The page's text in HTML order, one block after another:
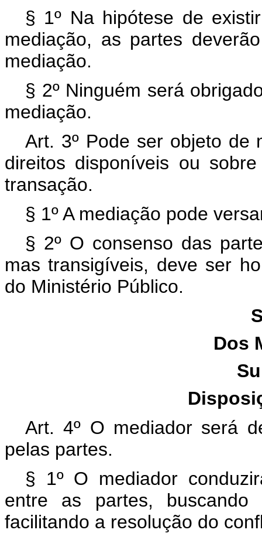
§ 1º Na hipótese de
mediação, as partes
mediação.
§ 2º Ninguém será
mediação.
Art. 3º Pode ser objeto de
direitos disponíveis ou
transação.
§ 1º A mediação pode
§ 2º O consenso das
mas transigíveis, deve ser
do Ministério Público.
Dos
Art. 4º O mediador será
pelas partes.
§ 1º O mediador
entre as partes,
facilitando a resolução do